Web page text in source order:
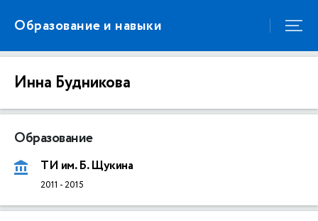
Образование и навыки
Инна Будникова
Образование
ТИ им. Б. Щукина
2011 -2015